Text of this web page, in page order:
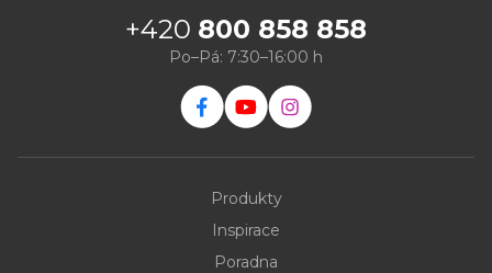
+420 800 858 858
Po–Pá: 7:30–16:00 h
Produkty
Inspirace
Poradna